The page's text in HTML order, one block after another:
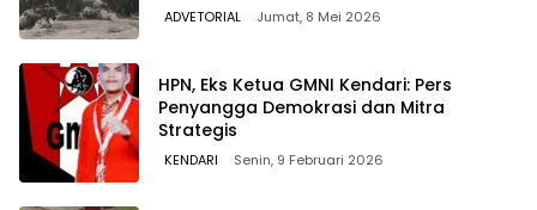
ADVETORIAL Jumat, 8 Mei 2026
HPN, Eks Ketua GMNI Kendari: Pers
Penyangga Demokrasi dan Mitra
Strategis
KENDARI Senin, 9 Februari 2026